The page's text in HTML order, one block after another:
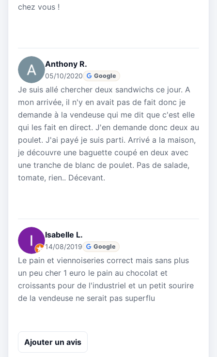
chez vous !
Anthony R.
05/10/2020 Google
Je suis allé chercher deux sandwichs ce jour. A
mon arrivée, il n'y en avait pas de fait donc je
demande à la vendeuse qui me dit que c'est elle
qui les fait en direct. J'en demande donc deux au
poulet. J'ai payé je suis parti. Arrivé a la maison,
je découvre une baguette coupé en deux avec
une tranche de blanc de poulet. Pas de salade,
tomate, rien.. Décevant.
Isabelle L.
14/08/2019 Google
Le pain et viennoiseries correct mais sans plus
un peu cher 1 euro le pain au chocolat et
croissants pour de l'industriel et un petit sourire
de la vendeuse ne serait pas superflu
Ajouter un avis